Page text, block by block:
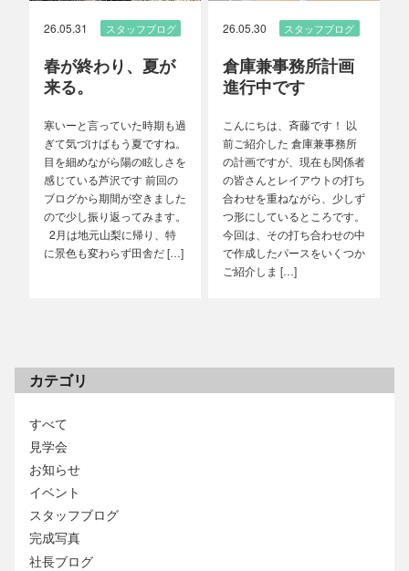
26.05.31 スタッフブログ
春が終わり、夏が
来る。
寒いーと言っていた時期も過
ぎて気づけばもう夏ですね。
目を細めながら陽の眩しさを
感じている芦沢です 前回の
ブログから期間が空きました
ので少し振り返ってみます。
2月は地元山梨に帰り、特
に景色も変わらず田舎だ […]
26.05.30 スタッフブログ
倉庫兼事務所計画
進行中です
こんにちは、斉藤です！ 以
前ご紹介した 倉庫兼事務所
の計画ですが、現在も関係者
の皆さんとレイアウトの打ち
合わせを重ねながら、少しず
つ形にしているところです。
今回は、その打ち合わせの中
で作成したパースをいくつか
ご紹介しま […]
カテゴリ
すべて
見学会
お知らせ
イベント
スタッフブログ
完成写真
社長ブログ